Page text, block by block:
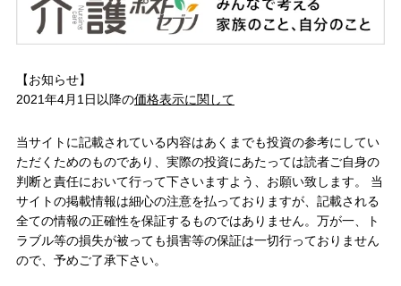
【お知らせ】
2021年4月1日以降の価格表示に関して
当サイトに記載されている内容はあくまでも投資の参考にしてい
ただくためのものであり、実際の投資にあたっては読者ご自身の
判断と責任において行って下さいますよう、お願い致します。 当
サイトの掲載情報は細心の注意を払っておりますが、記載される
全ての情報の正確性を保証するものではありません。万が一、ト
ラブル等の損失が被っても損害等の保証は一切行っておりません
ので、予めご了承下さい。